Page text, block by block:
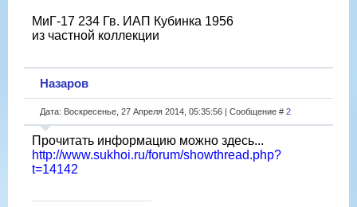
МиГ-17 234 Гв. ИАП Кубинка 1956
из частной коллекции
Назаров
Дата: Воскресенье, 27 Апреля 2014, 05:35:56 | Сообщение # 2
Прочитать информацию можно здесь...
http://www.sukhoi.ru/forum/showthread.php?
t=14142